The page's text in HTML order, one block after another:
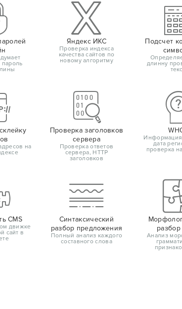
Яндекс ИКС
Проверка индекса
качества сайтов по
новому алгоритму
Подсчет
длинну
на
Проверка заголовков
сервера
Проверка ответов
сервера, HTTP
заголовков
дата
проверка
CMS
движке
сайт в
Синтаксический
разбор предложения
Полный анализ каждого
составного слова
Анализ